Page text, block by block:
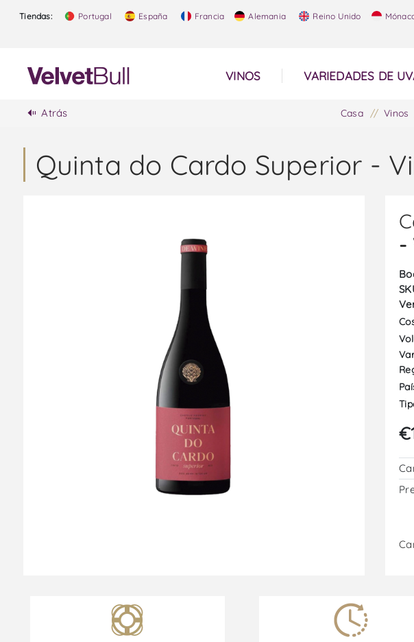
Tiendas: Portugal España Francia Alemania Reino Unido
VINOS VARIEDADES DE
Atrás Casa / Vinos
Quinta do Cardo Superior -
-